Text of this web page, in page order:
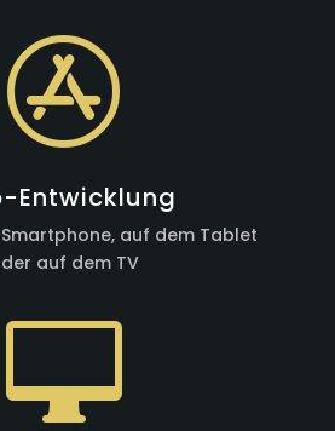

Entwicklung
auf dem Tablet
auf dem TV
